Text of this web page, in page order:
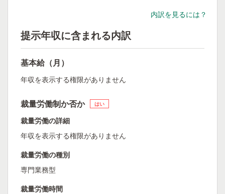
内訳を見るには？
提示年収に含まれる内訳
基本給（月）
年収を表示する権限がありません
裁量労働制か否か はい
裁量労働の詳細
年収を表示する権限がありません
裁量労働の種別
専門業務型
裁量労働時間